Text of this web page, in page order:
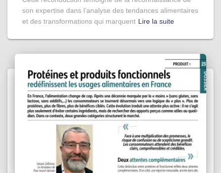
son expertise dans l’analyse des tendances alimentaires
et des transformations qui marquent Lire la suite